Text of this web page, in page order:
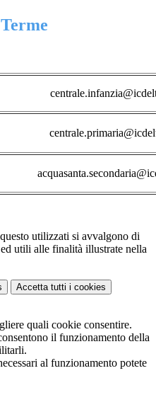
utilizzati si avvalgono di
utili alle finalità illustrate nella
Accetta tutti i cookies
quali cookie consentire.
il funzionamento della
al funzionamento potete